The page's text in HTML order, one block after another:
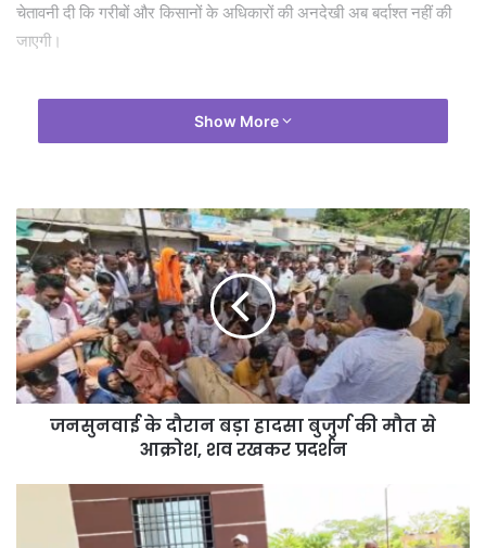
चेतावनी दी कि गरीबों और किसानों के अधिकारों की अनदेखी अब बर्दाश्त नहीं की
जाएगी।
Show More
जनसुनवाई के दौरान बड़ा हादसा बुजुर्ग की मौत से
आक्रोश, शव रखकर प्रदर्शन